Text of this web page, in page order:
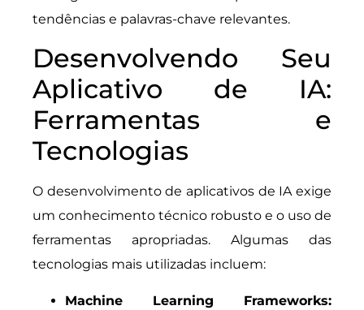
tendências e palavras-chave relevantes.
Desenvolvendo Seu
Aplicativo de IA:
Ferramentas e
Tecnologias
O desenvolvimento de aplicativos de IA exige
um conhecimento técnico robusto e o uso de
ferramentas apropriadas. Algumas das
tecnologias mais utilizadas incluem:
Machine Learning Frameworks: